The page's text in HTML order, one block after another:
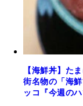
【海鮮丼】た
街名物の「海
ッコ『今週の